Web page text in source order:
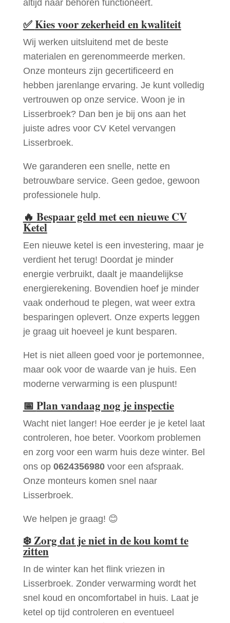
altijd naar behoren functioneert.
✅Kies voor zekerheid en kwaliteit
Wij werken uitsluitend met de beste
materialen en gerenommeerde merken.
Onze monteurs zijn gecertificeerd en
hebben jarenlange ervaring. Je kunt volledig
vertrouwen op onze service. Woon je in
Lisserbroek? Dan ben je bij ons aan het
juiste adres voor CV Ketel vervangen
Lisserbroek.
We garanderen een snelle, nette en
betrouwbare service. Geen gedoe, gewoon
professionele hulp.
🔥 Bespaar geld met een nieuwe CV
Ketel
Een nieuwe ketel is een investering, maar je
verdient het terug! Doordat je minder
energie verbruikt, daalt je maandelijkse
energierekening. Bovendien hoef je minder
vaak onderhoud te plegen, wat weer extra
besparingen oplevert. Onze experts leggen
je graag uit hoeveel je kunt besparen.
Het is niet alleen goed voor je portemonnee,
maar ook voor de waarde van je huis. Een
moderne verwarming is een pluspunt!
📅 Plan vandaag nog je inspectie
Wacht niet langer! Hoe eerder je je ketel laat
controleren, hoe beter. Voorkom problemen
en zorg voor een warm huis deze winter. Bel
ons op 0624356980voor een afspraak.
Onze monteurs komen snel naar
Lisserbroek.
We helpen je graag! 😊
❄️Zorg dat je niet in de kou komt te
zitten
In de winter kan het flink vriezen in
Lisserbroek. Zonder verwarming wordt het
snel koud en oncomfortabel in huis. Laat je
ketel op tijd controleren en eventueel